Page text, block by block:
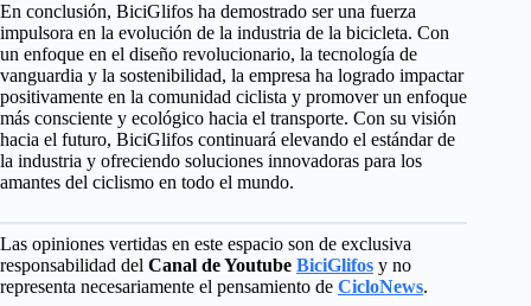
En conclusión, BiciGlifos ha demostrado ser una fuerza
impulsora en la evolución de la industria de la bicicleta. Con
un enfoque en el diseño revolucionario, la tecnología de
vanguardia y la sostenibilidad, la empresa ha logrado impactar
positivamente en la comunidad ciclista y promover un enfoque
más consciente y ecológico hacia el transporte. Con su visión
hacia el futuro, BiciGlifos continuará elevando el estándar de
la industria y ofreciendo soluciones innovadoras para los
amantes del ciclismo en todo el mundo.
Las opiniones vertidas en este espacio son de exclusiva
responsabilidad del Canal de Youtube BiciGlifos y no
representa necesariamente el pensamiento de CicloNews.